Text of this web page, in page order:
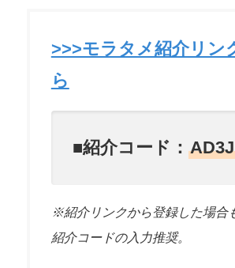
>>>モラタメ紹介リン
ら
■紹介コード：
※紹介リンクから登録した場合
紹介コードの入力推奨。